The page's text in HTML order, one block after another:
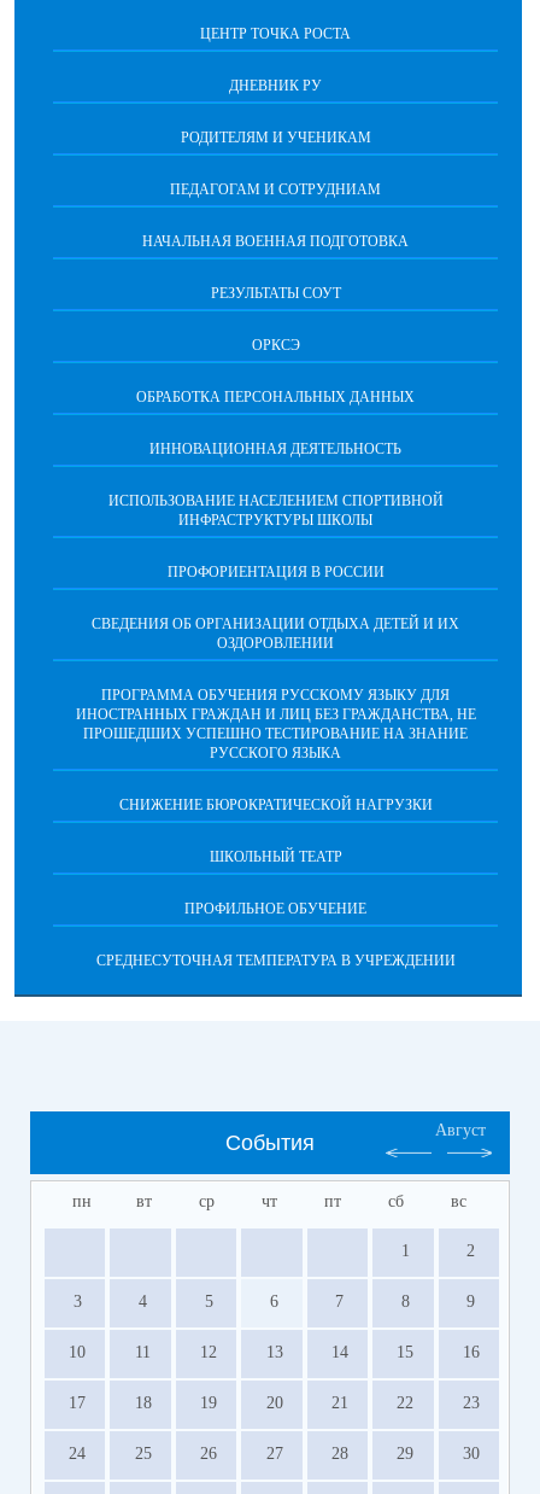
ЦЕНТР ТОЧКА РОСТА
ДНЕВНИК РУ
РОДИТЕЛЯМ И УЧЕНИКАМ
ПЕДАГОГАМ И СОТРУДНИАМ
НАЧАЛЬНАЯ ВОЕННАЯ ПОДГОТОВКА
РЕЗУЛЬТАТЫ СОУТ
ОРКСЭ
ОБРАБОТКА ПЕРСОНАЛЬНЫХ ДАННЫХ
ИННОВАЦИОННАЯ ДЕЯТЕЛЬНОСТЬ
ИСПОЛЬЗОВАНИЕ НАСЕЛЕНИЕМ СПОРТИВНОЙ
ИНФРАСТРУКТУРЫ ШКОЛЫ
ПРОФОРИЕНТАЦИЯ В РОССИИ
СВЕДЕНИЯ ОБ ОРГАНИЗАЦИИ ОТДЫХА ДЕТЕЙ И ИХ
ОЗДОРОВЛЕНИИ
ПРОГРАММА ОБУЧЕНИЯ РУССКОМУ ЯЗЫКУ ДЛЯ
ИНОСТРАННЫХ ГРАЖДАН И ЛИЦ БЕЗ ГРАЖДАНСТВА, НЕ
ПРОШЕДШИХ УСПЕШНО ТЕСТИРОВАНИЕ НА ЗНАНИЕ
РУССКОГО ЯЗЫКА
СНИЖЕНИЕ БЮРОКРАТИЧЕСКОЙ НАГРУЗКИ
ШКОЛЬНЫЙ ТЕАТР
ПРОФИЛЬНОЕ ОБУЧЕНИЕ
СРЕДНЕСУТОЧНАЯ ТЕМПЕРАТУРА В УЧРЕЖДЕНИИ
События
Август
пн вт ср чт пт сб вс
1 2
3 4 5 6 7 8 9
10 11 12 13 14 15 16
17 18 19 20 21 22 23
24 25 26 27 28 29 30